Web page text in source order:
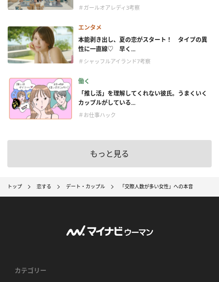
＃ガールオアレディ3考察
エンタメ
本能剥き出し、夏の恋がスタート！ タイプの異
性に一直線♡ 早く...
＃シャッフルアイランド7考察
働く
「推し活」を理解してくれない彼氏。うまくいく
カップルがしている...
＃お仕事ハック
もっと見る
トップ 恋する デート・カップル 「交際人数が多い女性」への本音
カテゴリー